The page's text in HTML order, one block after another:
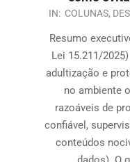
IN: COLUNAS,
Resumo
Lei 15.211/
adultização e
no ambiente
razoáveis de
confiável,
conteúdos